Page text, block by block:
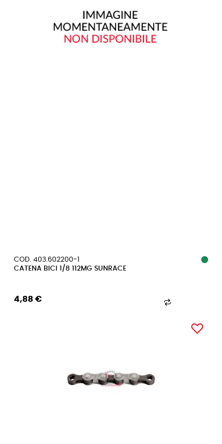
COD. 403.602200-1
CATENA BICI 1/8 112MG SUNRACE
4,88 €